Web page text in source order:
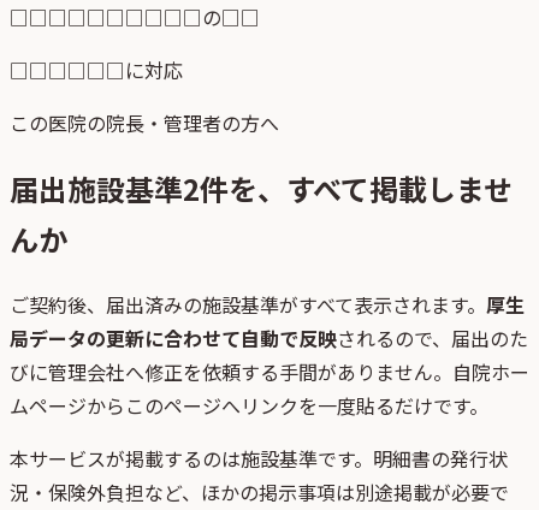
□□□□□□□□□□の□□
□□□□□□に対応
この医院の院長・管理者の方へ
届出施設基準2件を、すべて掲載しませ
んか
ご契約後、 届出済みの施設基準がすべて表示されます。 厚生
局データの更新に合わせて自動で反映されるので、届出のた
びに管理会社へ修正を依頼する手間がありません。自院ホー
ムページからこのページへリンクを一度貼るだけです。
本サービスが掲載するのは施設基準です。明細書の発行状
況・保険外負担など、ほかの掲示事項は別途掲載が必要で